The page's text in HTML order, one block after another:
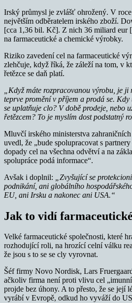
Irský průmysl je zvlášť ohrožený. V
největším odběratelem irského zboží.
[cca 1,36 bil. Kč]. Z nich 36 miliard eur
na farmaceutické a chemické výrobky.
Riziko zavedení cel na farmaceutické
zlehčuje, když říká, že záleží na tom, v
řetězce se daň platí.
„Když máte rozpracovanou výrobu, je ji
teprve promění v příjem a prodá se. Kdy
se uplatňuje clo? V době prodeje, nebo
řetězcem? To je myslím dost podstatný
Mluvčí irského ministerstva
uvedl, že „bude spolupracovat s
dopady cel na všechna odvětví a na
spolupráce podá informace“.
Avšak i doplnil:
„Zvyšující se
podnikání, ani globálního
EU, ani Irsku a nakonec ani USA.“
Jak to vidí
Velké farmaceutické společnosti, které
rozhodující roli, na hrozící celní válku
že jsou s to se se cly vyrovnat.
Šéf firmy Novo Nordisk, Lars
ačkoliv firma není proti vlivu cel
projde bez úhony. A to přesto, že se její
vyrábí v Evropě, odkud ho vyváží do